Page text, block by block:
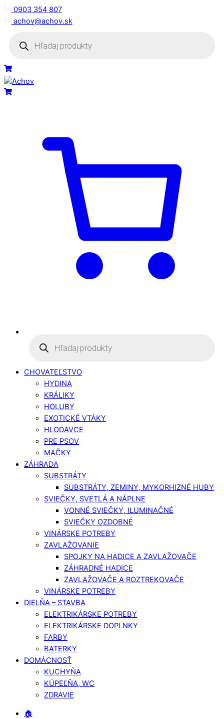
Skip0903 354 807
achov@achov.sk
search
Menu
search
CHOVATEĽSTVO
HYDINA
KRÁLIKY
HOLUBY
EXOTICKÉ VTÁKY
HLODAVCE
PRE PSOV
MAČKY
ZÁHRADA
SUBSTRÁTY
SUBSTRÁTY, ZEMINY, MYKORHIZNÉ HUBY
SVIEČKY, SVETLÁ A NÁPLNE
VONNÉ SVIEČKY, ILUMINAČNÉ
SVIEČKY OZDOBNÉ
VINÁRSKE POTREBY
ZAVLAŽOVANIE
SPOJKY NA HADICE A ZAVLAŽOVAČE
ZÁHRADNÉ HADICE
ZAVLAŽOVAČE A ROZTREKOVAČE
VINÁRSKE POTREBY
DIELŇA – STAVBA
ELEKTRIKÁRSKE POTREBY
ELEKTRIKÁRSKE DOPLNKY
FARBY
BATERKY
DOMÁCNOSŤ
KUCHYŇA
KÚPEĽŇA, WC
ZDRAVIE
Close
Close
🏠︎